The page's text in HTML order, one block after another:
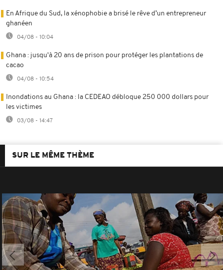
En Afrique du Sud, la xénophobie a brisé le rêve d’un entrepreneur
ghanéen
04/08 - 10:04
Ghana : jusqu'à 20 ans de prison pour protéger les plantations de
cacao
04/08 - 10:54
Inondations au Ghana : la CEDEAO débloque 250 000 dollars pour
les victimes
03/08 - 14:47
SUR LE MÊME THÈME